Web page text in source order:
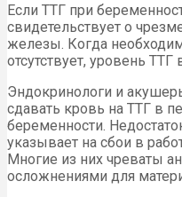
Если ТТГ при
свидетельствует о
железы. Когда
отсутствует, уровень ТТГ
Эндокринологи и
сдавать кровь на ТТГ в
беременности.
указывает на сбои в
Многие из них чреваты
осложнениями для